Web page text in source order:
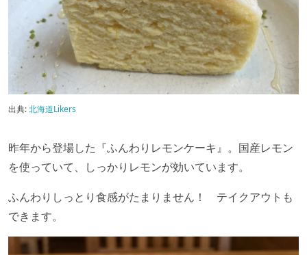
出典:北海道Likers
昨年から登場した『ふんわりレモンケーキ』。国産レモン
を使っていて、しっかりレモンが効いています。
ふんわりしっとり食感がたまりません！ テイクアウトも
できます。